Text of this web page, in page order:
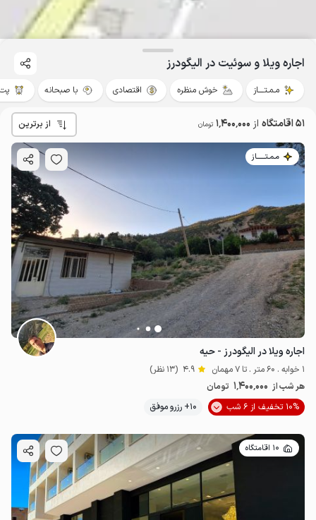
اجاره ویلا و سوئیت در الیگودرز
مـمـتــــاز خوش منظره اقتصادی با صبحانه
51 اقامتگاه از 1٬400٬000 تومان از برترین
مـمـتــــــاز
اجاره ویلا در الیگودرز - حیه
1 خوابه . 60 متر . تا 7 مهمان 4.9 (13 نظر)
هر شب از 1٬400٬000 تومان
10% تخفیف از 6 شب
10+ رزرو موفق
10 اقامتگاه